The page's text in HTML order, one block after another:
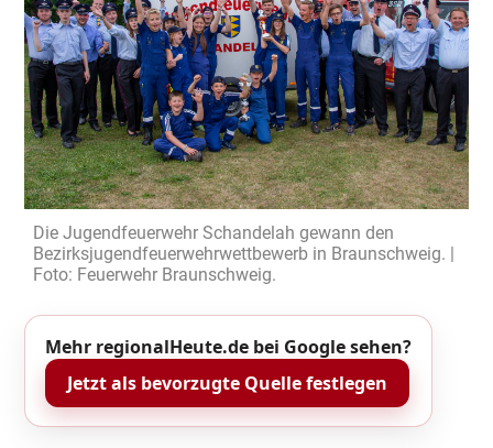
Die Jugendfeuerwehr Schandelah gewann den
Bezirksjugendfeuerwehrwettbewerb in Braunschweig. |
Foto: Feuerwehr Braunschweig.
Mehr regionalHeute.de bei Google sehen?
Jetzt als bevorzugte Quelle festlegen